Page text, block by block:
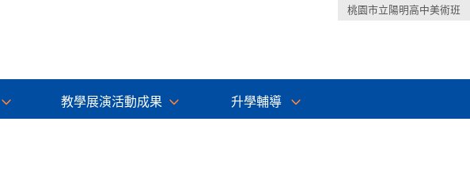
桃園市立陽明高中美術班
教學展演活動成果 升學輔導